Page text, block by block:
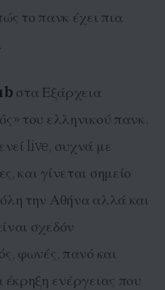
το πανκ έχει πια
στα Εξάρχεια
του ελληνικού πανκ.
live, συχνά με
και γίνεται σημείο
την Αθήνα αλλά και
σχεδόν
φωνές, πανό και
έκρηξη ενέργειας που